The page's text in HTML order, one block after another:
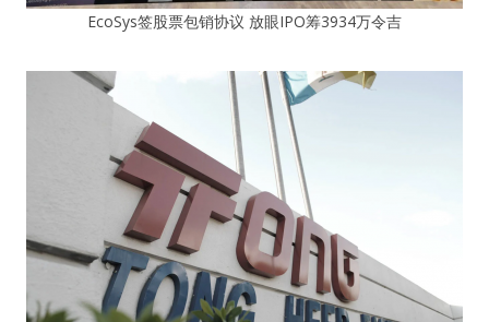
EcoSys签股票包销协议 放眼IPO筹3934万令吉